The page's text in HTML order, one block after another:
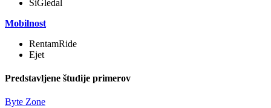
SiGledal
Mobilnost
RentamRide
Ejet
Predstavljene študije primerov
Byte Zone